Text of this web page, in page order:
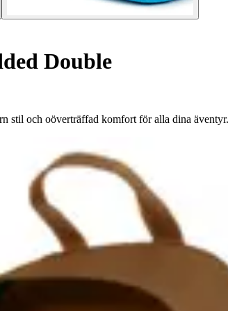
Double
stil och oöverträffad komfort för alla dina äventyr.